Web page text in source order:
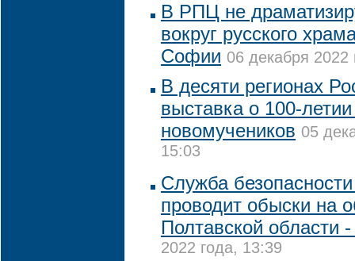
В РПЦ не
вокруг русского
Софии 06 декабря 2022
В десяти регионах
выставка о 100-
новомучеников 05
15:03
Служба
проводит обыски на
Полтавской области
2022 года, 13:39